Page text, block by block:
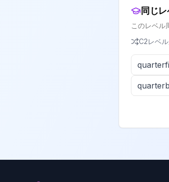
同じ
このレベル
C2レベ